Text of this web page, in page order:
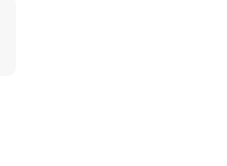
figyelmét magára vonzza.
kölcsönöz, és valami
azt.